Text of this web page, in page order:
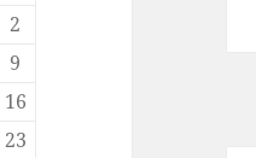
2
9
16
23